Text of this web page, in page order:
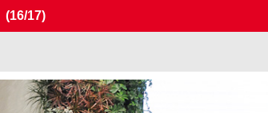
(16/17)